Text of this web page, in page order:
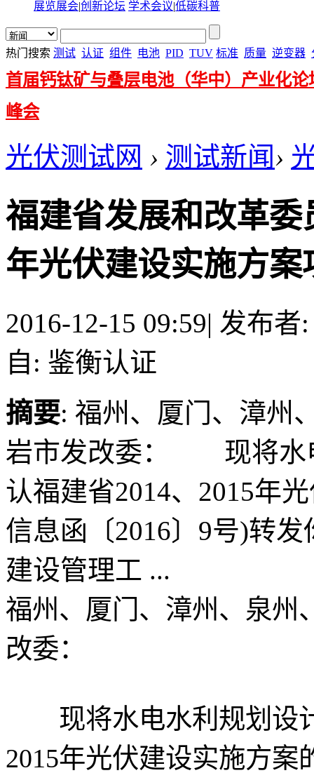
展览展会|创新论坛 学术会议|低碳科普
热门搜索 测试 认证 组件 电池 PID TUV 标准 质量 逆变器
首届钙钛矿与叠层电池（华中）产业化论
峰会
光伏测试网 › 测试新闻›
福建省发展和改革委
年光伏建设实施方
2016-12-15 09:59| 发布者
自: 鉴衡认证
摘要: 福州、厦门、漳州
岩市发改委： 现将水
认福建省2014、2015年
信息函〔2016〕9号)转
建设管理工 ...
福州、厦门、漳州、泉州
改委：
现将水电水利规划设计
2015年光伏建设实施方案